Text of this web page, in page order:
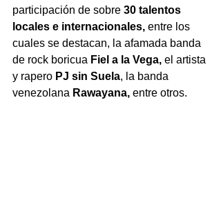
participación de sobre 30 talentos
locales e internacionales, entre los
cuales se destacan, la afamada banda
de rock boricua Fiel a la Vega, el artista
y rapero PJ sin Suela, la banda
venezolana Rawayana, entre otros.